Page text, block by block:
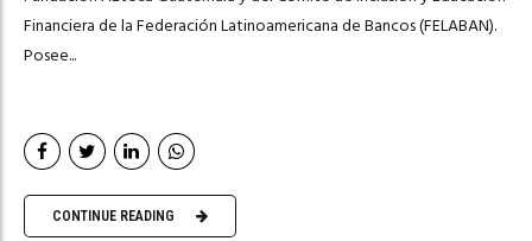
Financiera de la Federación Latinoamericana de Bancos (FELABAN).
Posee...
CONTINUE READING